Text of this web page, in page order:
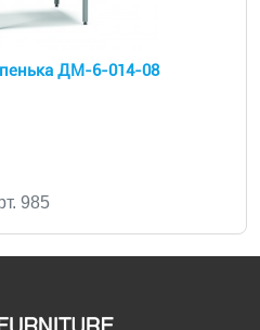
ДМ-6-014-08
985